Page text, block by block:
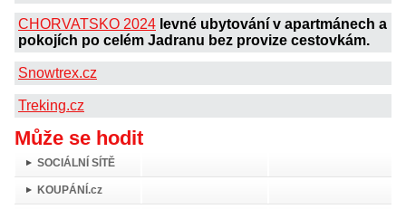
CHORVATSKO 2024 levné ubytování v apartmánech a
pokojích po celém Jadranu bez provize cestovkám.
Snowtrex.cz
Treking.cz
Může se hodit
SOCIÁLNÍ SÍTĚ
KOUPÁNÍ.cz